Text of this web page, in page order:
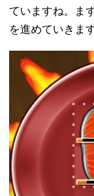
ていますね。ま
を進めていきます